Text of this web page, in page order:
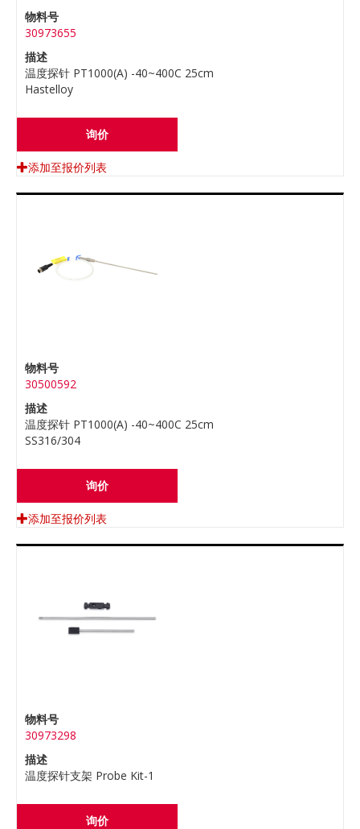
物料号
30973655
描述
温度探针 PT1000(A) -40~400C 25cm
Hastelloy
询价
添加至报价列表
物料号
30500592
描述
温度探针 PT1000(A) -40~400C 25cm
SS316/304
询价
添加至报价列表
物料号
30973298
描述
温度探针支架 Probe Kit-1
询价